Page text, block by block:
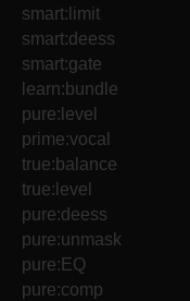
smart:limit
smart:deess
smart:gate
learn:bundle
pure:level
prime:vocal
true:balance
true:level
pure:deess
pure:unmask
pure:EQ
pure:comp